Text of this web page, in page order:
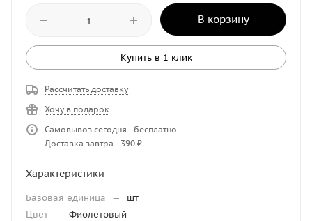
В корзину
Купить в 1 клик
Рассчитать доставку
Хочу в подарок
Самовывоз сегодня - бесплатно
Доставка завтра - 390 ₽
Характеристики
Базовая единица —
шт
Цвет — Фиолетовый